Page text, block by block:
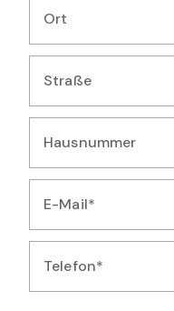
Ort
Geben Sie Ihren
Straße
Geben Sie Ihre Straße
Hausnummer
Geben Sie Ihre
E-Mail*
Geben Sie Ihre E-Mail-
Telefon*